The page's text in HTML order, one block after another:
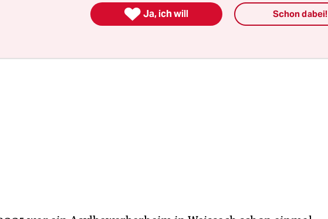
 Ja, ich will Schon dabei!